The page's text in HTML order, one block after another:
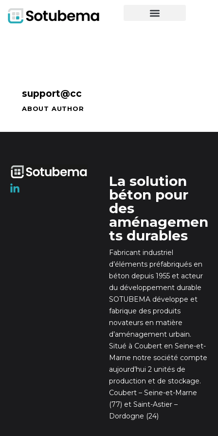
support@cc
ABOUT AUTHOR
La solution
béton pour
des
aménagemen
ts durables
Fabricant industriel
d’éléments préfabriqués en
béton depuis 1955 et acteur
du développement durable
SOTUBEMA développe et
fabrique des produits
novateurs en matière
d’aménagement urbain.
Situé à Coubert en Seine-et-
Marne notre société compte
aujourd’hui 2 unités de
production et de stockage.
Coubert – Seine-et-Marne
(77) et Saint-Astier –
Dordogne (24)